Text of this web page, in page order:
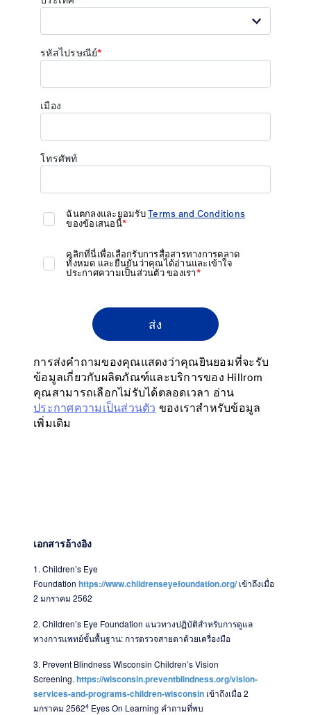
เอกสารอ้างอิง
1. Children’s Eye
Foundation https://www.childrenseyefoundation.org/เข้าถึงเมื่อ
2 มกราคม 2562
2. Children’s Eye Foundation แนวทางปฏิบัติสำหรับการดูแล
ทางการแพทย์ขั้นพื้นฐาน: การตรวจสายตาด้วยเครื่องมือ
3. Prevent Blindness Wisconsin Children’s Vision
Screening. https://wisconsin.preventblindness.org/vision-
services-and-programs-children-wisconsin เข้าถึงเมื่อ 2
มกราคม 25624 Eyes On Learning คำถามที่พบ